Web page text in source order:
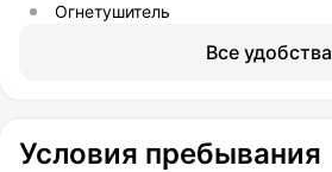
Огнетушитель
Все удобства
Условия пребывания